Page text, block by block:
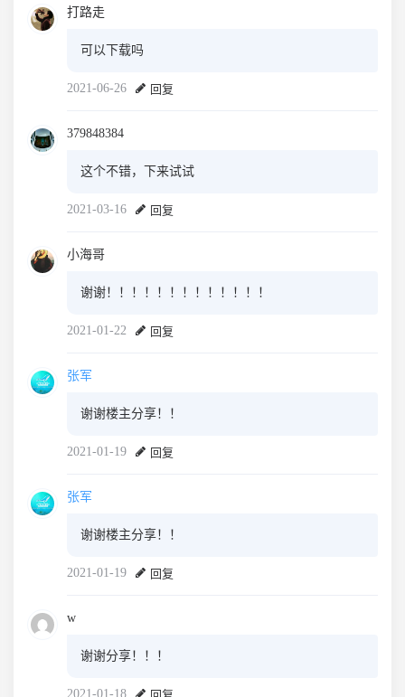
打路走
可以下载吗
2021-06-26 回复
379848384
这个不错，下来试试
2021-03-16 回复
小海哥
谢谢！！！！！！！！！！！！！
2021-01-22 回复
张军
谢谢楼主分享！！
2021-01-19 回复
张军
谢谢楼主分享！！
2021-01-19 回复
w
谢谢分享！！！
2021-01-18